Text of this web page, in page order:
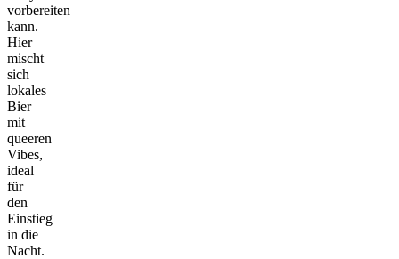
vorbereiten
kann.
Hier
mischt
sich
lokales
Bier
mit
queeren
Vibes,
ideal
für
den
Einstieg
in die
Nacht.